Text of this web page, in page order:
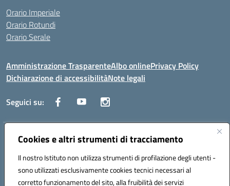
Cookies e altri strumenti di tracciamento
Il nostro Istituto non utilizza strumenti di profilazione degli utenti -
sono utilizzati esclusivamente cookies tecnici necessari al
corretto funzionamento del sito, alla fruibilità dei servizi
Orario Imperiale
Orario Rotundi
Orario Serale
Amministrazione TrasparenteAlbo onlinePrivacy Policy
Dichiarazione di accessibilitàNote legali
Seguici su:
Indirizzo:Via Generale Francesco Rotundi 4, 71121 Foggia (FG)
Posta elettronica certificata (PEC):fgtf13000c@pec.istruzione.it
Codice fiscale: 94090750715